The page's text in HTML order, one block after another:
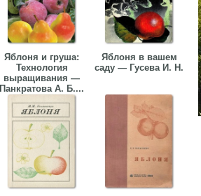
Яблоня и груша:
Технология
выращивания —
Панкратова А. Б....
Яблоня в вашем
саду — Гусева И. Н.